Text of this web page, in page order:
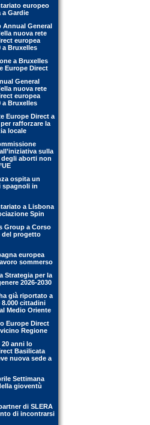
europeo
a Gardie
Annual General
nuova rete
europea
a Bruxelles
a Bruxelles
Europe Direct
General
nuova rete
europea
a Bruxelles
Europe Direct a
rafforzare la
locale
sulla
aborti non
ospita un
spagnoli in
a Lisbona
Spin
Group a Corso
del progetto
europea
sommerso
Strategia per la
2026-2030
ha già riportato a
8.000 cittadini
Medio Oriente
Europe Direct
Regione
20 anni lo
Basilicata
nuova sede a
Settimana
gioventù
di SLERA
di incontrarsi